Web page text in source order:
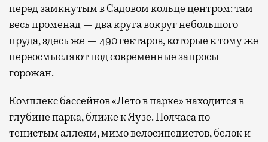
перед замкнутым в Садовом кольце центром: там
весь променад — два круга вокруг небольшого
пруда, здесь же — 490 гектаров, которые к тому же
переосмысляют под современные запросы
горожан.
Комплекс бассейнов «Лето в парке» находится в
глубине парка, ближе к Яузе. Полчаса по
тенистым аллеям, мимо велосипедистов, белок и